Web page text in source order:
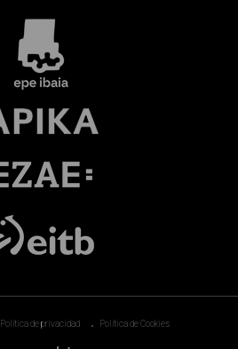
Política de privacidad Política de Cookies